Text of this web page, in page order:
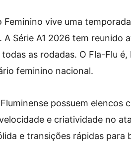
Feminino vive uma
Série A1 2026 tem reunido
as rodadas. O Fla-Flu
feminino nacional.
possuem elencos
e criatividade no
e transições rápidas para